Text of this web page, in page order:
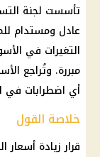
عادل ومستدام
التغيرات في
مبررة. وتُراجع
أي اضطرابات في
خلاصة القول
قرار زيادة